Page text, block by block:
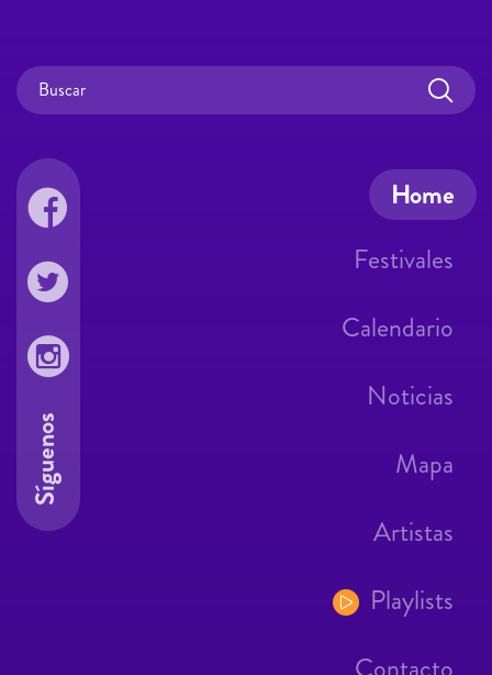
Home
Festivales
Calendario
Noticias
Mapa
Artistas
Playlists
Síguenos